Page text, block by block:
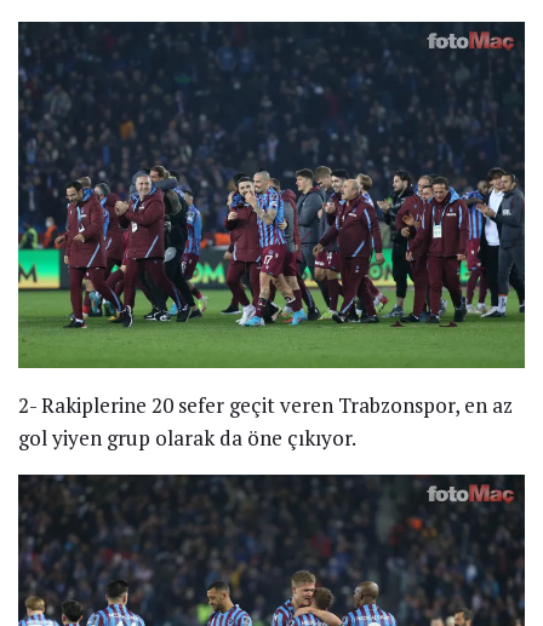
2- Rakiplerine 20 sefer geçit veren Trabzonspor, en az
gol yiyen grup olarak da öne çıkıyor.